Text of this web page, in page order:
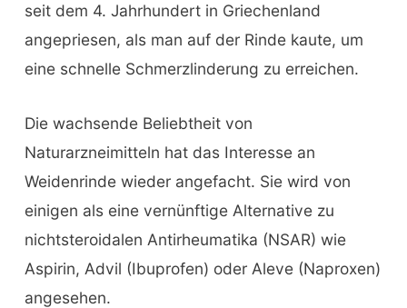
seit dem 4. Jahrhundert in Griechenland
angepriesen, als man auf der Rinde kaute, um
eine schnelle Schmerzlinderung zu erreichen.
Die wachsende Beliebtheit von
Naturarzneimitteln hat das Interesse an
Weidenrinde wieder angefacht. Sie wird von
einigen als eine vernünftige Alternative zu
nichtsteroidalen Antirheumatika (NSAR) wie
Aspirin, Advil (Ibuprofen) oder Aleve (Naproxen)
angesehen.